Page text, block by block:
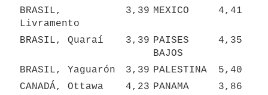
BRASIL,
Livramento
3,39 MEXICO 4,41
BRASIL, Quaraí 3,39 PAISES
BAJOS
4,35
BRASIL, Yaguarón 3,39 PALESTINA
5,40
CANADÁ, Ottawa
4,23 PANAMA
3,86